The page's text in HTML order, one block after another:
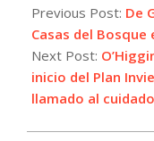
05-
22
Previous Post: De
Casas del
Next Post:
inicio del Plan
llamado al